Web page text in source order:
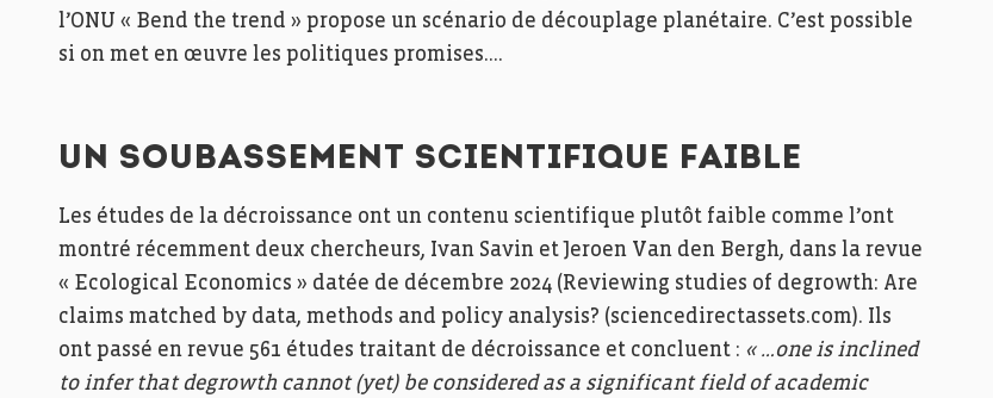
l’ONU « Bend the trend » propose un scénario de découplage planétaire. C’est possible
si on met en œuvre les politiques promises….
UN SOUBASSEMENT SCIENTIFIQUE FAIBLE
Les études de la décroissance ont un contenu scientifique plutôt faible comme l’ont
montré récemment deux chercheurs, Ivan Savin et Jeroen Van den Bergh, dans la revue
« Ecological Economics » datée de décembre 2024 (Reviewing studies of degrowth: Are
claims matched by data, methods and policy analysis? (sciencedirectassets.com). Ils
ont passé en revue 561 études traitant de décroissance et concluent : « …one is inclined
to infer that degrowth cannot (yet) be considered as a significant field of academic